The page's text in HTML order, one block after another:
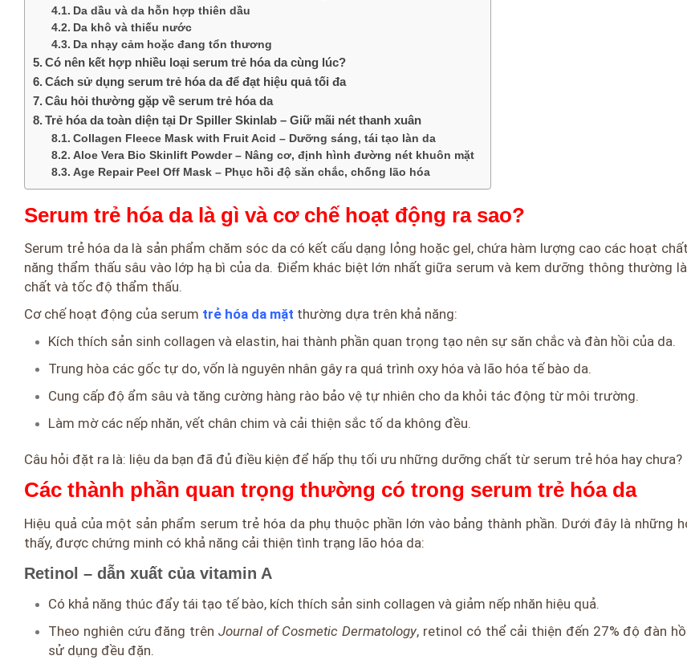
Da dầu và da hỗn hợp thiên dầu
Da khô và thiếu nước
Da nhạy cảm hoặc đang tổn thương
Có nên kết hợp nhiều loại serum trẻ hóa da cùng lúc?
Cách sử dụng serum trẻ hóa da để đạt hiệu quả tối đa
Câu hỏi thường gặp về serum trẻ hóa da
Trẻ hóa da toàn diện tại Dr Spiller Skinlab – Giữ mãi nét thanh xuân
Collagen Fleece Mask with Fruit Acid – Dưỡng sáng, tái tạo làn da
Aloe Vera Bio Skinlift Powder – Nâng cơ, định hình đường nét khuôn mặt
Age Repair Peel Off Mask – Phục hồi độ săn chắc, chống lão hóa
Serum trẻ hóa da là gì và cơ chế hoạt động ra sao?
Serum trẻ hóa da là sản phẩm chăm sóc da có kết cấu dạng lỏng hoặc gel, chứa hàm lượng cao các hoạt
năng thẩm thấu sâu vào lớp hạ bì của da. Điểm khác biệt lớn nhất giữa serum và kem dưỡng thông thường
chất và tốc độ thẩm thấu.
Cơ chế hoạt động của serum trẻ hóa da mặt thường dựa trên khả năng:
Kích thích sản sinh collagen và elastin, hai thành phần quan trọng tạo nên sự săn chắc và đàn hồi của da.
Trung hòa các gốc tự do, vốn là nguyên nhân gây ra quá trình oxy hóa và lão hóa tế bào da.
Cung cấp độ ẩm sâu và tăng cường hàng rào bảo vệ tự nhiên cho da khỏi tác động từ môi trường.
Làm mờ các nếp nhăn, vết chân chim và cải thiện sắc tố da không đều.
Câu hỏi đặt ra là: liệu da bạn đã đủ điều kiện để hấp thụ tối ưu những dưỡng chất từ serum trẻ hóa hay chưa?
Các thành phần quan trọng thường có trong serum trẻ hóa da
Hiệu quả của một sản phẩm serum trẻ hóa da phụ thuộc phần lớn vào bảng thành phần. Dưới đây là những
thấy, được chứng minh có khả năng cải thiện tình trạng lão hóa da:
Retinol – dẫn xuất của vitamin A
Có khả năng thúc đẩy tái tạo tế bào, kích thích sản sinh collagen và giảm nếp nhăn hiệu quả.
Theo nghiên cứu đăng trên Journal of Cosmetic Dermatology, retinol có thể cải thiện đến 27% độ đàn
sử dụng đều đặn.